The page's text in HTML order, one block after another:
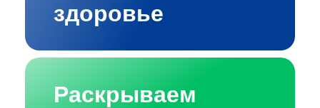
здоровье
Раскрываем